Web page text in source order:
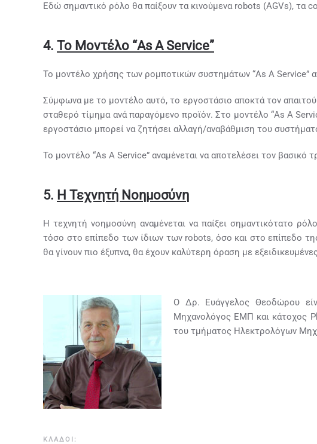
Εδώ σημαντικό ρόλο θα παίξουν τα κινούμενα robots (AGVs), τα
4. Το Μοντέλο “As A Service”
Το μοντέλο χρήσης των ρομποτικών συστημάτων “As A Service”
Σύμφωνα με το μοντέλο αυτό, το εργοστάσιο αποκτά τον
σταθερό τίμημα ανά παραγόμενο προϊόν. Στο μοντέλο “As A
εργοστάσιο μπορεί να ζητήσει αλλαγή/αναβάθμιση του
Το μοντέλο “As A Service” αναμένεται να αποτελέσει τον
5. Η Τεχνητή Νοημοσύνη
Η τεχνητή νοημοσύνη αναμένεται να παίξει σημαντικότατο
τόσο στο επίπεδο των ίδιων των robots, όσο και στο επίπεδο
θα γίνουν πιο έξυπνα, θα έχουν καλύτερη όραση με
Ο Δρ. Ευάγγελος Θεοδώρου
Μηχανολόγος ΕΜΠ και κάτοχος
του τμήματος Ηλεκτρολόγων
ΚΛΆΔΟΙ: